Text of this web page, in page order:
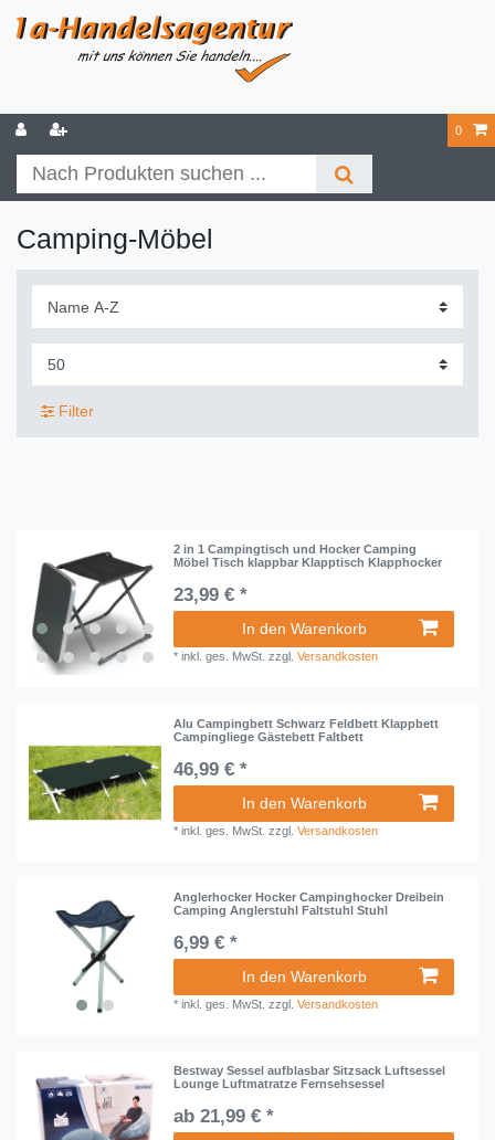
0
Camping-Möbel
Filter
2 in 1 Campingtisch und Hocker Camping
Möbel Tisch klappbar Klapptisch Klapphocker
23,99 € *
In den Warenkorb
*inkl. ges. MwSt. zzgl.Versandkosten
Alu Campingbett Schwarz Feldbett Klappbett
Campingliege Gästebett Faltbett
46,99 € *
In den Warenkorb
*inkl. ges. MwSt. zzgl.Versandkosten
Anglerhocker Hocker Campinghocker Dreibein
Camping Anglerstuhl Faltstuhl Stuhl
6,99 € *
In den Warenkorb
*inkl. ges. MwSt. zzgl.Versandkosten
Bestway Sessel aufblasbar Sitzsack Luftsessel
Lounge Luftmatratze Fernsehsessel
ab 21,99 € *